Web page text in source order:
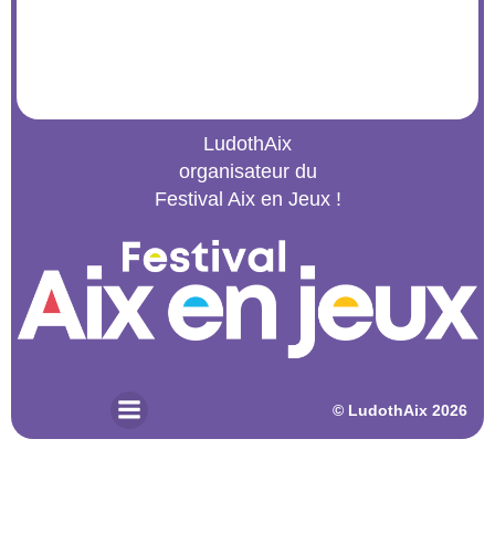
LudothAix
organisateur du
Festival Aix en Jeux !
© LudothAix 2026